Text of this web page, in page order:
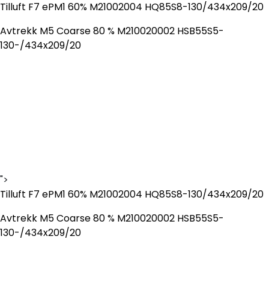
Tilluft F7 ePM1 60% M21002004 HQ85S8-130/434x209/20
Avtrekk M5 Coarse 80 % M210020002 HSB55S5-
130-/434x209/20
">
Tilluft F7 ePM1 60% M21002004 HQ85S8-130/434x209/20
Avtrekk M5 Coarse 80 % M210020002 HSB55S5-
130-/434x209/20
Skip to main content
Blikkenslagerarbeid
Bildegalleri